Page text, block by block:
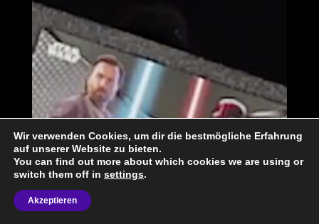
Wir verwenden Cookies, um dir die bestmögliche Erfahrung
auf unserer Website zu bieten.
You can find out more about which cookies we are using or
switch them off in settings.
Akzeptieren